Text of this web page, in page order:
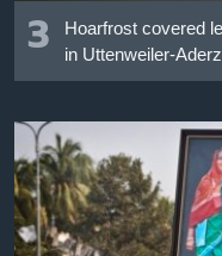
3
Hoarfrost covered
in Uttenweiler-